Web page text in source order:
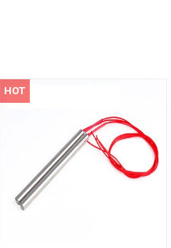
HOT